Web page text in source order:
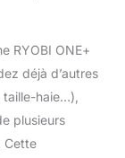
RYOBI ONE+
déjà d’autres
taille-haie…),
plusieurs
Cette